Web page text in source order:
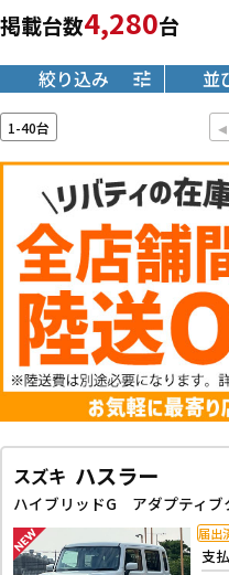
掲載台数4,280台
絞り込み 並
1-40台 ◂
スズキ ハスラー
支
届出